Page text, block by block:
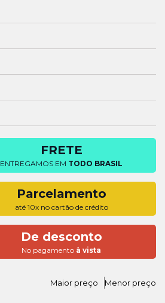
FRETE
ENTREGAMOS EM TODO BRASIL
Parcelamento
até 10x no cartão de crédito
De desconto
No pagamento à vista
Maior preço Menor preço